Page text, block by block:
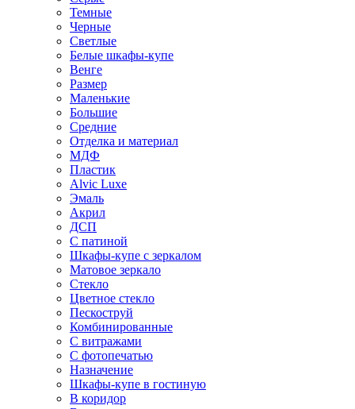
Темные
Черные
Светлые
Белые шкафы-купе
Венге
Размер
Маленькие
Большие
Средние
Отделка и материал
МДФ
Пластик
Alvic Luxe
Эмаль
Акрил
ДСП
С патиной
Шкафы-купе с зеркалом
Матовое зеркало
Стекло
Цветное стекло
Пескоструй
Комбинированные
С витражами
С фотопечатью
Назначение
Шкафы-купе в гостиную
В коридор